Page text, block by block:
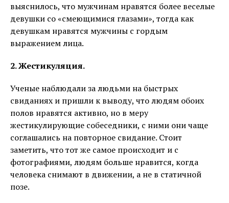
выяснилось, что мужчинам нравятся более веселые
девушки со «смеющимися глазами», тогда как
девушкам нравятся мужчины с гордым
выражением лица.
2. Жестикуляция.
Ученые наблюдали за людьми на быстрых
свиданиях и пришли к выводу, что людям обоих
полов нравятся активно, но в меру
жестикулирующие собеседники, с ними они чаще
соглашались на повторное свидание. Стоит
заметить, что тот же самое происходит и с
фотографиями, людям больше нравится, когда
человека снимают в движении, а не в статичной
позе.